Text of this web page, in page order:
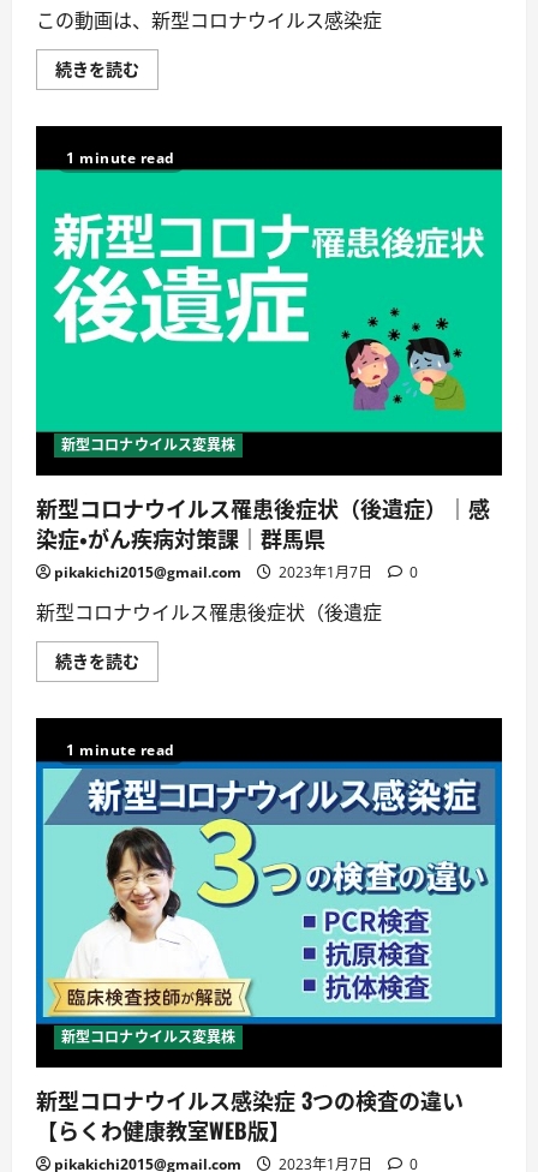
た
め
に
つ
て
し
む
この動画は、新型コロナウイルス感染症
続きを読む
型
ウ
イ
感
染
症
（COVID-
19）
自
療
ル
ス
オ
シ
メ
ー
タ
ー
使
い
方
い
詳
く
読
む
1 minute read
新型コロナウイルス変異株
新型コロナウイルス罹患後症状（後遺症）｜感
染症・がん疾病対策課｜群馬県
pikakichi2015@gmail.com 2023年1月7日 0
新型コロナウイルス罹患後症状（後遺症
続きを読む
型
ウ
イ
ル
ス
罹
患
後
症
状
（後
遺
症）
｜
染
症・
が
ん
疾
病
策
課
｜
群
馬
1 minute read
新型コロナウイルス変異株
新型コロナウイルス感染症 3つの検査の違い
【らくわ健康教室WEB版】
pikakichi2015@gmail.com 2023年1月7日 0